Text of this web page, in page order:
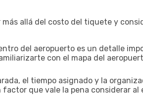
allá del costo del tiquete y
del aeropuerto es un detalle
con el mapa del
el tiempo asignado y la
que vale la pena considerar